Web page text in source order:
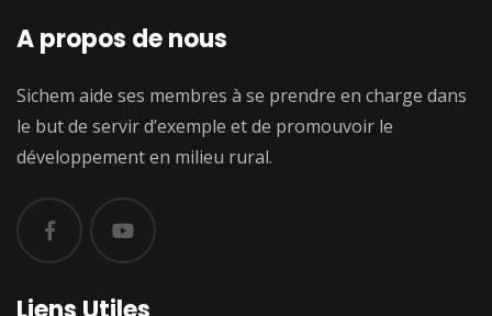
A propos de nous
Sichem aide ses membres à se prendre en charge dans
le but de servir d’exemple et de promouvoir le
développement en milieu rural.